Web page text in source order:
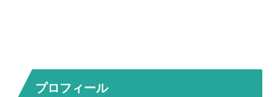
プロフィール